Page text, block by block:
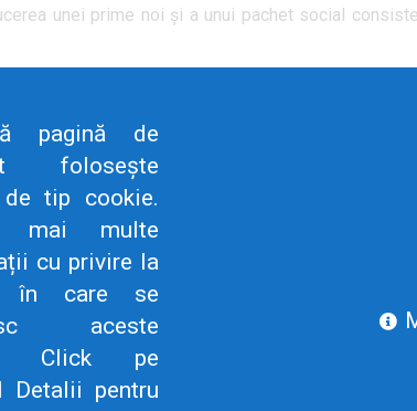
unei prime noi și a unui pachet social
și astăzi întrucât muncim intens pentru
societății. Desigur, nici o transformare nu
reprezentare pentru salariați.
Delivery Center
pagină de
folosește
tip cookie.
mai multe
cu privire la
în care se
aceste
Click pe
Detalii pentru